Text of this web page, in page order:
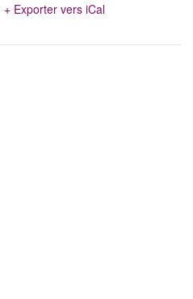
+ Exporter vers iCal